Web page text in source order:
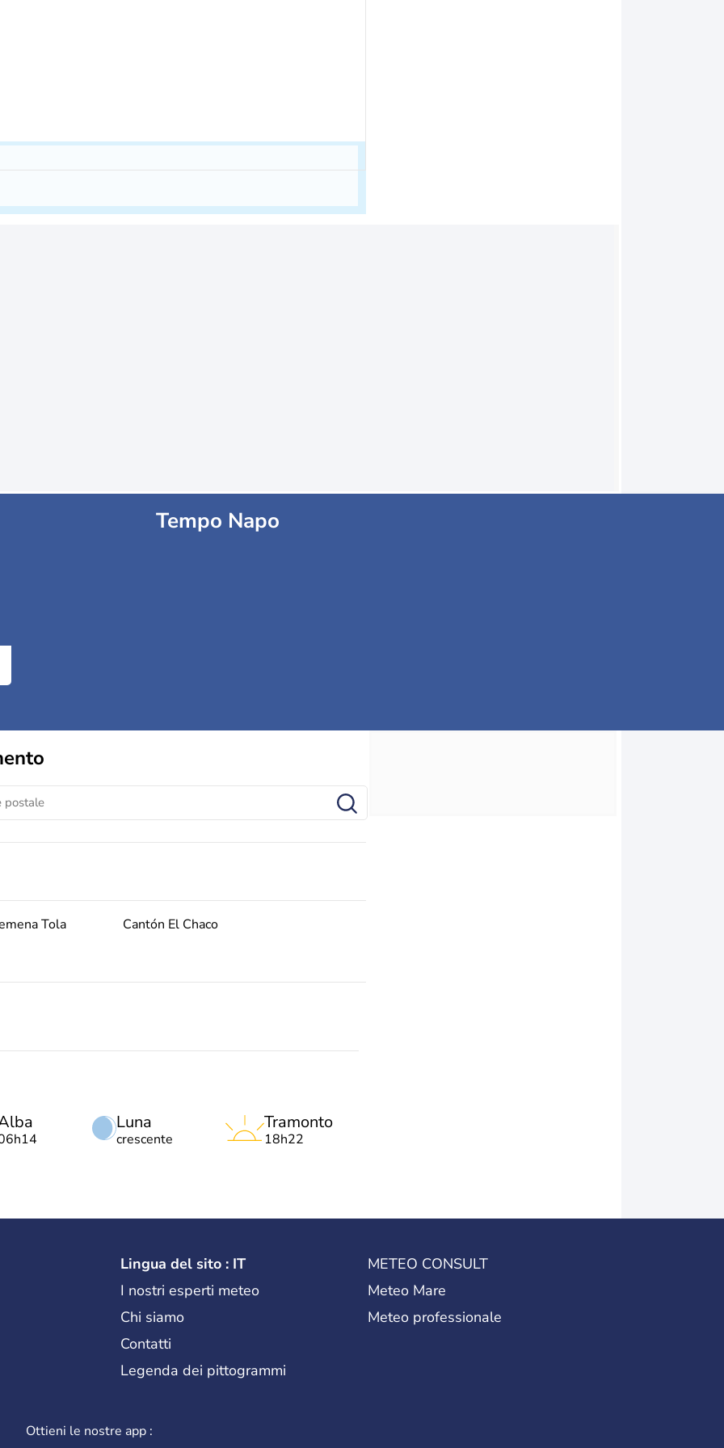
Tempo Napo
Tola Cantón El Chaco
Luna
crescente
Tramonto
18h22
Lingua del sito : IT
I nostri esperti meteo
Chi siamo
Contatti
Legenda dei pittogrammi
METEO CONSULT
Meteo Mare
Meteo professionale
Ottieni le nostre app :